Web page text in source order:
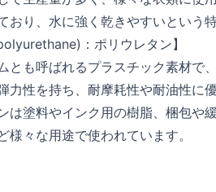
おり、水に強く乾きやすいという
：ポリウレタン】
とも呼ばれるプラスチック素材で
力性を持ち、耐摩耗性や耐油性に優
は塗料やインク用の樹脂、梱包や
様々な用途で使われています。